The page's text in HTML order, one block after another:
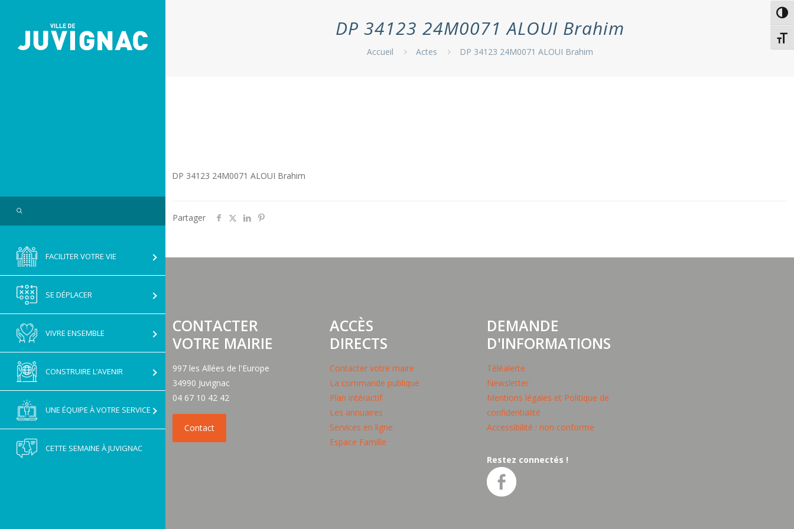
Search
FACILITER VOTRE VIE
SE DÉPLACER
VIVRE ENSEMBLE
CONSTRUIRE L’AVENIR
UNE ÉQUIPE À VOTRE SERVICE
CETTE SEMAINE À JUVIGNAC
DP 34123 24M0071 ALOUI Brahim
Accueil Actes DP 34123 24M0071 ALOUI Brahim
DP 34123 24M0071 ALOUI Brahim
Partager
CONTACTER
VOTRE MAIRIE
997 les Allées de l'Europe
34990 Juvignac
04 67 10 42 42
ACCÈS
DIRECTS
Contacter votre maire
La commande publique
Plan intéractif
Les annuaires
Services en ligne
Espace Famille
DEMANDE
D'INFORMATIONS
Téléalerte
Newsletter
Mentions légales et Politique de
confidentialité
Accessibilité : non conforme
Restez connectés !